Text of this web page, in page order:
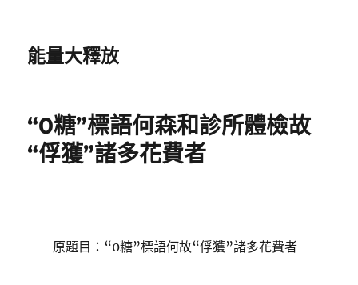
能量大釋放
“0糖”標語何森和診所體檢故
“俘獲”諸多花費者
原題目：“0糖”標語何故“俘獲”諸多花費者